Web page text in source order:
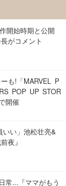
開始時期と公開
がコメント
も!「MARVEL P
POP UP STOR
開催
いい」池松壮亮&
夜』
常...『ママがもう